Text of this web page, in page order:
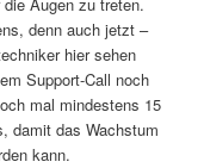
Augen zu treten.
denn auch jetzt –
hier sehen
Support-Call noch
mal mindestens 15
damit das Wachstum
kann.